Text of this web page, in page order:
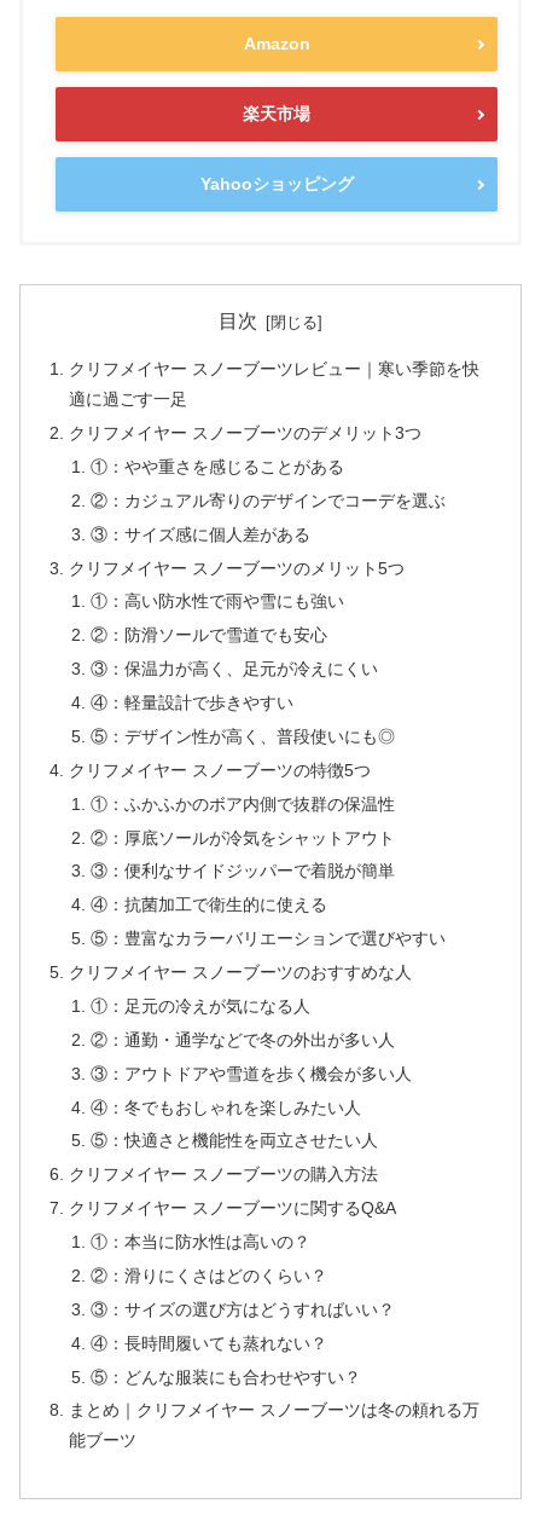
Amazon
楽天市場
Yahooショッピング
目次
クリフメイヤー スノーブーツレビュー｜寒い季節を快
適に過ごす一足
クリフメイヤー スノーブーツのデメリット3つ
①：やや重さを感じることがある
②：カジュアル寄りのデザインでコーデを選ぶ
③：サイズ感に個人差がある
クリフメイヤー スノーブーツのメリット5つ
①：高い防水性で雨や雪にも強い
②：防滑ソールで雪道でも安心
③：保温力が高く、足元が冷えにくい
④：軽量設計で歩きやすい
⑤：デザイン性が高く、普段使いにも◎
クリフメイヤー スノーブーツの特徴5つ
①：ふかふかのボア内側で抜群の保温性
②：厚底ソールが冷気をシャットアウト
③：便利なサイドジッパーで着脱が簡単
④：抗菌加工で衛生的に使える
⑤：豊富なカラーバリエーションで選びやすい
クリフメイヤー スノーブーツのおすすめな人
①：足元の冷えが気になる人
②：通勤・通学などで冬の外出が多い人
③：アウトドアや雪道を歩く機会が多い人
④：冬でもおしゃれを楽しみたい人
⑤：快適さと機能性を両立させたい人
クリフメイヤー スノーブーツの購入方法
クリフメイヤー スノーブーツに関するQ&A
①：本当に防水性は高いの？
②：滑りにくさはどのくらい？
③：サイズの選び方はどうすればいい？
④：長時間履いても蒸れない？
⑤：どんな服装にも合わせやすい？
まとめ｜クリフメイヤー スノーブーツは冬の頼れる万
能ブーツ